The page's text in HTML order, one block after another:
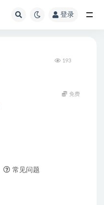
登录
193
免费
常见问题